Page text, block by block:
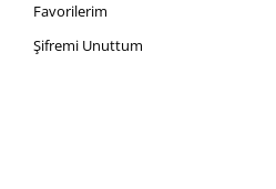
Favorilerim
Şifremi Unuttum